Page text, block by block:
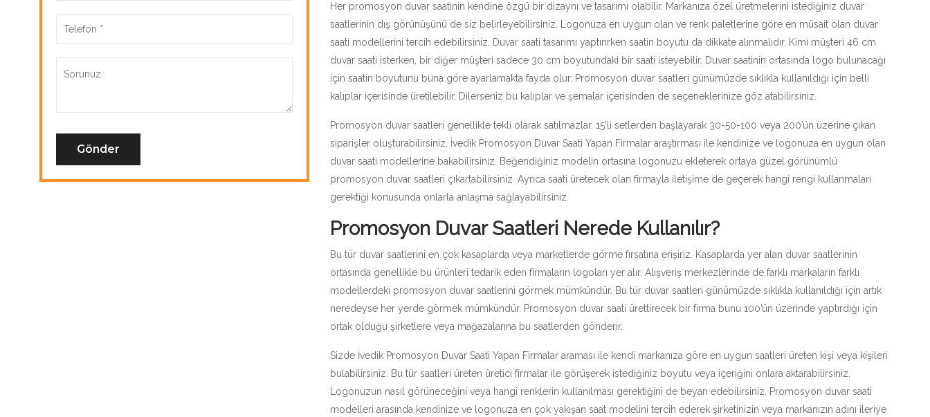
Gönder
Her promosyon duvar saatinin kendine özgü bir dizaynı ve tasarımı olabilir. Markanıza özel üretmelerini istediğiniz duvar
saatlerinin dış görünüşünü de siz belirleyebilirsiniz. Logonuza en uygun olan ve renk paletlerine göre en müsait olan duvar
saati modellerini tercih edebilirsiniz. Duvar saati tasarımı yaptırırken saatin boyutu da dikkate alınmalıdır. Kimi müşteri 46 cm
duvar saati isterken, bir diğer müşteri sadece 30 cm boyutundaki bir saati isteyebilir. Duvar saatinin ortasında logo bulunacağı
için saatin boyutunu buna göre ayarlamakta fayda olur. Promosyon duvar saatleri günümüzde sıklıkla kullanıldığı için belli
kalıplar içerisinde üretilebilir. Dilerseniz bu kalıplar ve şemalar içerisinden de seçeneklerinize göz atabilirsiniz.
Promosyon duvar saatleri genellikle tekli olarak satılmazlar. 15’li setlerden başlayarak 30-50-100 veya 200’ün üzerine çıkan
siparişler oluşturabilirsiniz. İvedik Promosyon Duvar Saati Yapan Firmalar araştırması ile kendinize ve logonuza en uygun olan
duvar saati modellerine bakabilirsiniz. Beğendiğiniz modelin ortasına logonuzu ekleterek ortaya güzel görünümlü
promosyon duvar saatleri çıkartabilirsiniz. Ayrıca saati üretecek olan firmayla iletişime de geçerek hangi rengi kullanmaları
gerektiği konusunda onlarla anlaşma sağlayabilirsiniz.
Promosyon Duvar Saatleri Nerede Kullanılır?
Bu tür duvar saatlerini en çok kasaplarda veya marketlerde görme fırsatına erişiriz. Kasaplarda yer alan duvar saatlerinin
ortasında genellikle bu ürünleri tedarik eden firmaların logoları yer alır. Alışveriş merkezlerinde de farklı markaların farklı
modellerdeki promosyon duvar saatlerini görmek mümkündür. Bu tür duvar saatleri günümüzde sıklıkla kullanıldığı için artık
neredeyse her yerde görmek mümkündür. Promosyon duvar saati ürettirecek bir firma bunu 100’ün üzerinde yaptırdığı için
ortak olduğu şirketlere veya mağazalarına bu saatlerden gönderir.
Sizde İvedik Promosyon Duvar Saati Yapan Firmalar araması ile kendi markanıza göre en uygun saatleri üreten kişi veya kişileri
bulabilirsiniz. Bu tür saatleri üreten üretici firmalar ile görüşerek istediğiniz boyutu veya içeriğini onlara aktarabilirsiniz.
Logonuzun nasıl görüneceğini veya hangi renklerin kullanılması gerektiğini de beyan edebilirsiniz. Promosyon duvar saati
modelleri arasında kendinize ve logonuza en çok yakışan saat modelini tercih ederek şirketinizin veya markanızın adını ileriye